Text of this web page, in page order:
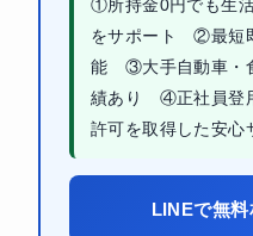
①所持金0円でも生
をサポート ②最短
能 ③大手自動車・
績あり ④正社員登
許可を取得した安心
LINEで無